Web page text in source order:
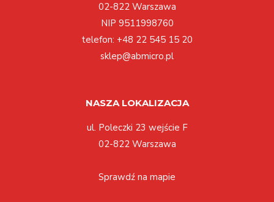
02-822 Warszawa
NIP 9511998760
telefon: +48 22 545 15 20
sklep@abmicro.pl
NASZA LOKALIZACJA
ul. Poleczki 23 wejście F
02-822 Warszawa
Sprawdź na mapie